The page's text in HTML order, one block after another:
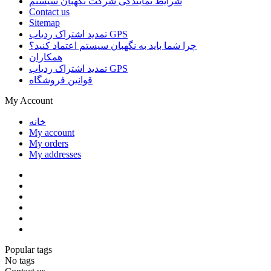
Contact us
Sitemap
تمدید اشتراک ردیاب GPS
چرا شما باید به نگهبان سیستم اعتماد کنید؟
همکاران
تمدید اشتراک ردیاب GPS
قوانین فروشگاه
My Account
خانه
My account
My orders
My addresses
Popular tags
No tags